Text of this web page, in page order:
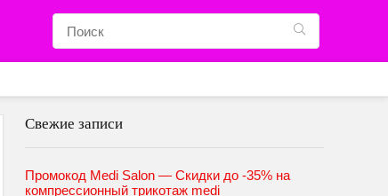
Свежие записи
Промокод Medi Salon — Скидки до -35% на
компрессионный трикотаж medi